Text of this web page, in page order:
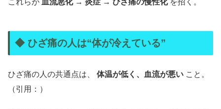
これらが 血流悪化 → 炎症 → ひざ痛の慢性化を招く。
◆ ひざ痛の人は“体が冷えている”
ひざ痛の人の共通点は、 体温が低く、血流が悪い こと。
（引用：）